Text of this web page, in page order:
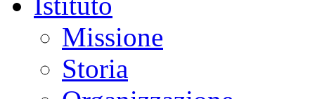
Missione
Storia